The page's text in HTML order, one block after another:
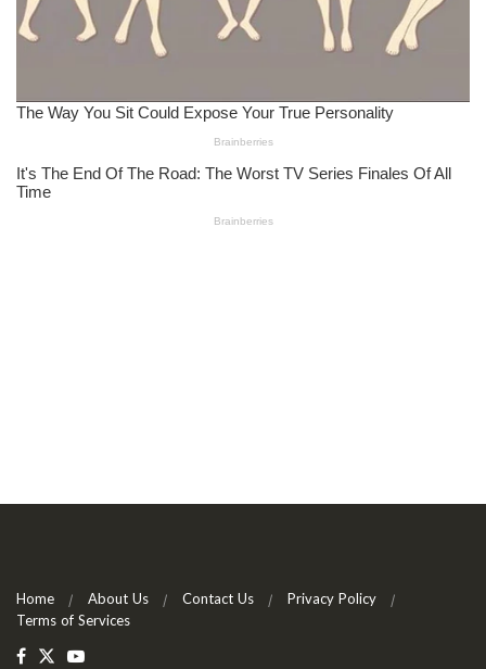
Home About Us Contact Us
Privacy Policy
Terms of Services